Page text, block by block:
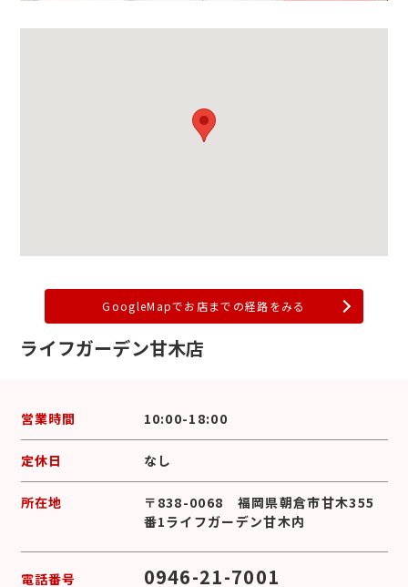
GoogleMapでお店までの経路をみる
ライフガーデン甘木店
営業時間 10:00-18:00
定休日 なし
所在地
〒838-0068 福岡県朝倉市甘木355
番1ライフガーデン甘木内
電話番号 0946-21-7001